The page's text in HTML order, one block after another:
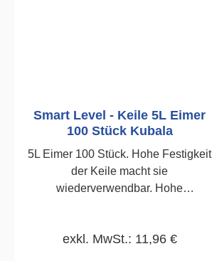
Smart Level - Keile 5L Eimer
100 Stück Kubala
5L Eimer 100 Stück. Hohe Festigkeit
der Keile macht sie
wiederverwendbar. Hohe
exkl. MwSt.: 11,96 €